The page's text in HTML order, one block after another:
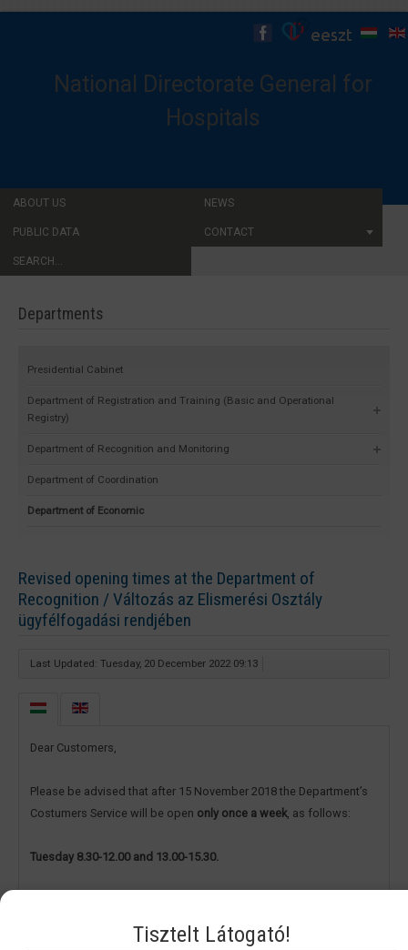
ABOUT US NEWS
PUBLIC DATA CONTACT
SEARCH...
National Directorate General for
Hospitals
Departments
Presidential Cabinet
Department of Registration and Training (Basic and Operational
Registry)
Department of Recognition and Monitoring
Department of Coordination
Department of Economic
Revised opening times at the Department of
Recognition / Változás az Elismerési Osztály
ügyfélfogadási rendjében
Last Updated: Tuesday, 20 December 2022 09:13
Dear Customers,
Please be advised that after 15 November 2018 the Department’s
Costumers Service will be open only once a week, as follows:
Tuesday 8.30-12.00 and 13.00-15.30.
Budapest, Horánszky utca 24. (ground floor, room Tölgy)
Tisztelt Látogató!